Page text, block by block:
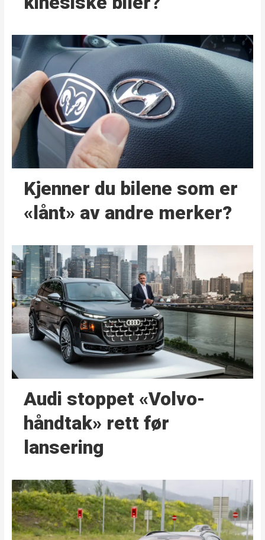
Kjenner du bilene som er
«lånt» av andre merker?
Audi stoppet «Volvo-
håndtak» rett før
lansering